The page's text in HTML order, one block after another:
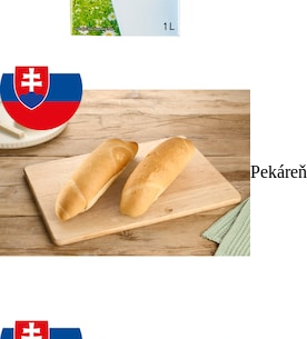
Pekáreň